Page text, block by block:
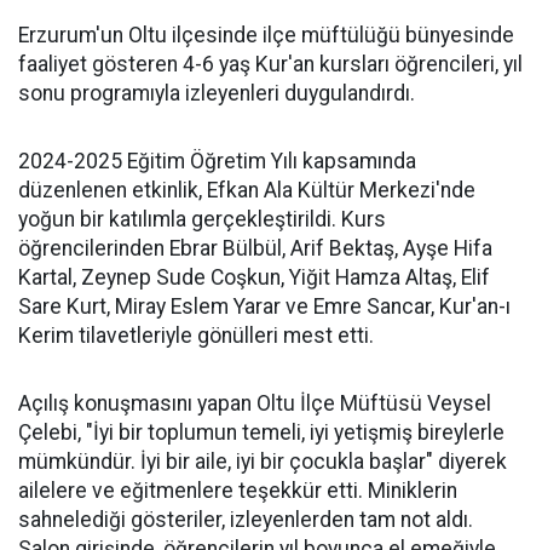
Erzurum'un Oltu ilçesinde ilçe müftülüğü bünyesinde
faaliyet gösteren 4-6 yaş Kur'an kursları öğrencileri, yıl
sonu programıyla izleyenleri duygulandırdı.
2024-2025 Eğitim Öğretim Yılı kapsamında
düzenlenen etkinlik, Efkan Ala Kültür Merkezi'nde
yoğun bir katılımla gerçekleştirildi. Kurs
öğrencilerinden Ebrar Bülbül, Arif Bektaş, Ayşe Hifa
Kartal, Zeynep Sude Coşkun, Yiğit Hamza Altaş, Elif
Sare Kurt, Miray Eslem Yarar ve Emre Sancar, Kur'an-ı
Kerim tilavetleriyle gönülleri mest etti.
Açılış konuşmasını yapan Oltu İlçe Müftüsü Veysel
Çelebi, "İyi bir toplumun temeli, iyi yetişmiş bireylerle
mümkündür. İyi bir aile, iyi bir çocukla başlar" diyerek
ailelere ve eğitmenlere teşekkür etti. Miniklerin
sahnelediği gösteriler, izleyenlerden tam not aldı.